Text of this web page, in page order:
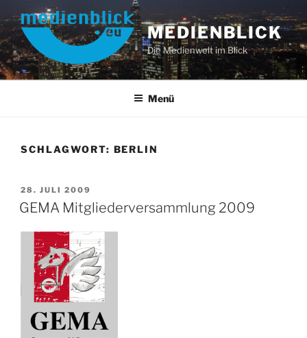
Inhalt
springen
MEDIENBLICK
Die Medienwelt im Blick
Menü
SCHLAGWORT: BERLIN
VERÖFFENTLICHT
AM
28. JULI 2009
GEMA Mitgliederversammlung 2009